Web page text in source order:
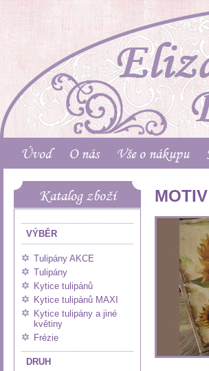
Úvod O nás Vše o nákupu
Katalog zboží
VÝBĚR
Tulipány AKCE
Tulipány
Kytice tulipánů
Kytice tulipánů MAXI
Kytice tulipány a jiné
květiny
Frézie
DRUH
MOTIV